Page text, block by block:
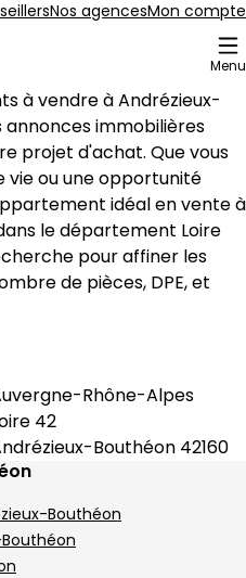
Nos agencesMon compte
Menu
Bouthéon
pièces Saint-Just-
Andrézieux-
à vendre à Andrézieux-
annonces immobilières
projet d'achat. Que vous
vie ou une opportunité
le département Loire
pour affiner les
de pièces, DPE, et
Rhône-Alpes
42
Bouthéon 42160
Bouthéon